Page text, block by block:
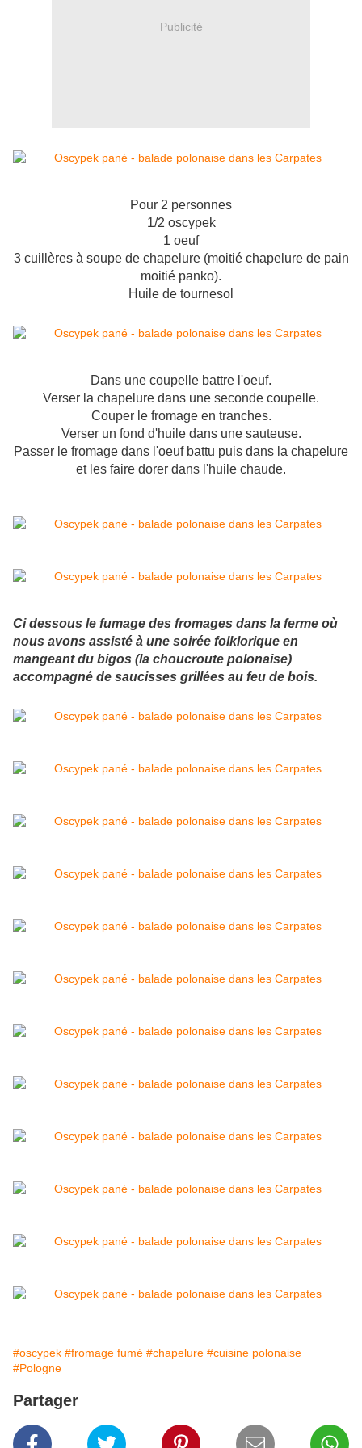
Publicité
Pour 2 personnes
1/2 oscypek
1 oeuf
3 cuillères à soupe de chapelure (moitié chapelure de pain
moitié panko).
Huile de tournesol
Dans une coupelle battre l'oeuf.
Verser la chapelure dans une seconde coupelle.
Couper le fromage en tranches.
Verser un fond d'huile dans une sauteuse.
Passer le fromage dans l'oeuf battu puis dans la chapelure
et les faire dorer dans l'huile chaude.
Ci dessous le fumage des fromages dans la ferme où
nous avons assisté à une soirée folklorique en
mangeant du bigos (la choucroute polonaise)
accompagné de saucisses grillées au feu de bois.
#oscypek #fromage fumé #chapelure #cuisine polonaise
#Pologne
Partager